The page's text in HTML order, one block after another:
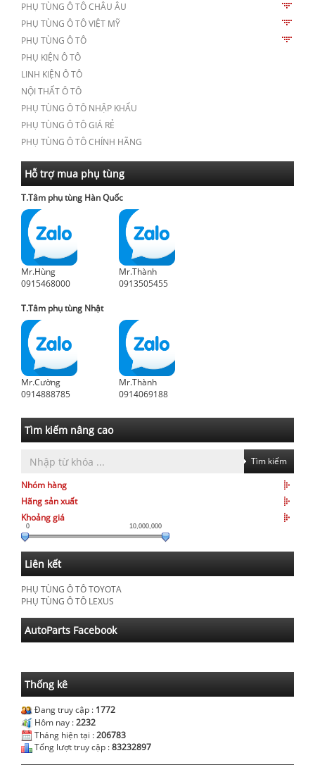
PHỤ TÙNG Ô TÔ CHÂU ÂU
PHỤ TÙNG Ô TÔ VIỆT MỸ
PHỤ TÙNG Ô TÔ
PHỤ KIỆN Ô TÔ
LINH KIỆN Ô TÔ
NỘI THẤT Ô TÔ
PHỤ TÙNG Ô TÔ NHẬP KHẨU
PHỤ TÙNG Ô TÔ GIÁ RẺ
PHỤ TÙNG Ô TÔ CHÍNH HÃNG
Hỗ trợ mua phụ tùng
T.Tâm phụ tùng Hàn Quốc
Mr.Hùng
0915468000
Mr.Thành
0913505455
T.Tâm phụ tùng Nhật
Mr.Cường
0914888785
Mr.Thành
0914069188
Tìm kiếm nâng cao
Tìm kiếm
Nhóm hàng
Hãng sản xuất
Khoảng giá
0 10,000,000
Liên kết
PHỤ TÙNG Ô TÔ TOYOTA
PHỤ TÙNG Ô TÔ LEXUS
AutoParts Facebook
Thống kê
Đang truy cập : 1772
Hôm nay :2232
Tháng hiện tại :206783
Tổng lượt truy cập :83232897